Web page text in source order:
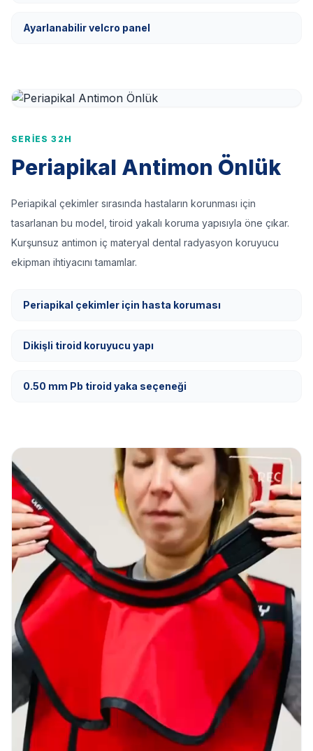
Ayarlanabilir velcro panel
SERIES 32H
Periapikal Antimon Önlük
Periapikal çekimler sırasında hastaların korunması için
tasarlanan bu model, tiroid yakalı koruma yapısıyla öne çıkar.
Kurşunsuz antimon iç materyal dental radyasyon koruyucu
ekipman ihtiyacını tamamlar.
Periapikal çekimler için hasta koruması
Dikişli tiroid koruyucu yapı
0.50 mm Pb tiroid yaka seçeneği